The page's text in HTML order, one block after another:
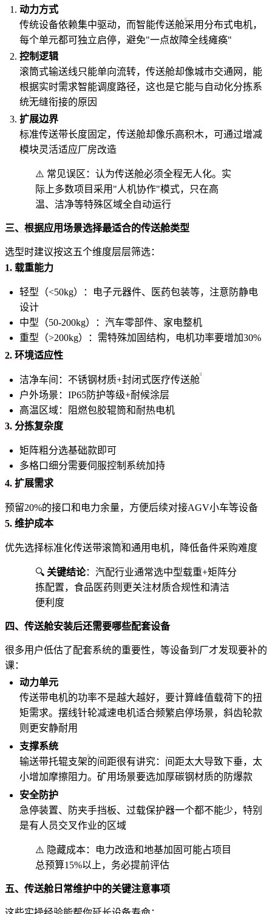
动力方式
传统设备依赖集中驱动，而智能传送舱采用分布式电机，
每个单元都可独立启停，避免"一点故障全线瘫痪"
控制逻辑
滚筒式输送线只能单向流转，传送舱却像城市交通网，能
根据实时需求智能调度路径，这也是它能与自动化分拣系
统无缝衔接的原因
扩展边界
标准传送带长度固定，传送舱却像乐高积木，可通过增减
模块灵活适应厂房改造
⚠️ 常见误区：认为传送舱必须全程无人化。实
际上多数项目采用"人机协作"模式，只在高
温、洁净等特殊区域全自动运行
三、根据应用场景选择最适合的传送舱类型
选型时建议按这五个维度层层筛选：
1. 载重能力
轻型（<50kg）：电子元器件、医药包装等，注意防静电
设计
中型（50-200kg）：汽车零部件、家电整机
重型（>200kg）：需特殊加固结构，电机功率要增加30%
2. 环境适应性
洁净车间：不锈钢材质+封闭式医疗传送舱
户外场景：IP65防护等级+耐候涂层
高温区域：阻燃包胶辊筒和耐热电机
3. 分拣复杂度
矩阵粗分选基础款即可
多格口细分需要伺服控制系统加持
4. 扩展需求
预留20%的接口和电力余量，方便后续对接AGV小车等设备
5. 维护成本
优先选择标准化传送带滚筒和通用电机，降低备件采购难度
🔍 关键结论：汽配行业通常选中型载重+矩阵分
拣配置，食品医药则更关注材质合规性和清洁
便利度
四、传送舱安装后还需要哪些配套设备
很多用户低估了配套系统的重要性，等设备到厂才发现要补的
课：
动力单元
传送带电机的功率不是越大越好，要计算峰值载荷下的扭
矩需求。摆线针轮减速电机适合频繁启停场景，斜齿轮款
则更安静耐用
支撑系统
输送带托辊支架的间距很有讲究：间距太大导致下垂，太
小增加摩擦阻力。矿用场景要选加厚碳钢材质的防爆款
安全防护
急停装置、防夹手挡板、过载保护器一个都不能少，特别
是有人员交叉作业的区域
⚠️ 隐藏成本：电力改造和地基加固可能占项目
总预算15%以上，务必提前评估
五、传送舱日常维护中的关键注意事项